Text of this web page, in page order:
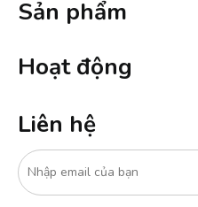
Sản phẩm
Hoạt động
Liên hệ